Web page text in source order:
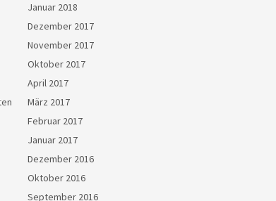
Januar 2018
Dezember 2017
November 2017
Oktober 2017
April 2017
März 2017
Februar 2017
Januar 2017
Dezember 2016
Oktober 2016
September 2016